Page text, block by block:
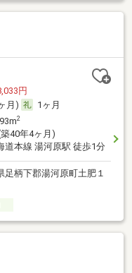
円
月)
1ヶ月
2
40年4ヶ月)
道本線 湯河原駅 徒歩1分
足柄下郡湯河原町土肥１